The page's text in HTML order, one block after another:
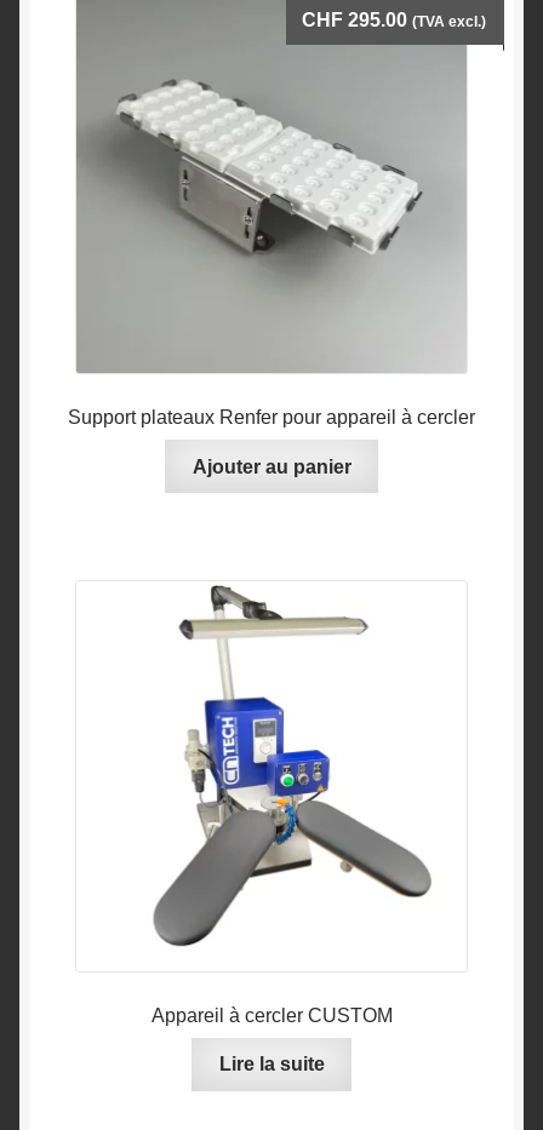
Support plateaux Renfer pour appareil à cercler
CHF 295.00 (TVA excl.)
Ajouter au panier
Appareil à cercler CUSTOM
Lire la suite